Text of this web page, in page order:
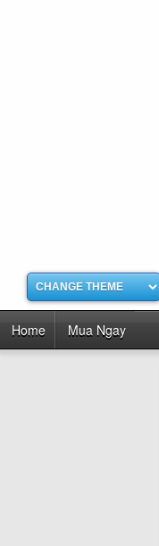
Home Mua Ngay